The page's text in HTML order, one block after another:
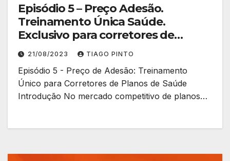
Episódio 5 – Preço Adesão.
Treinamento Única Saúde.
Exclusivo para corretores de
planos de saúde.
21/08/2023 TIAGO PINTO
Episódio 5 - Preço de Adesão: Treinamento
Único para Corretores de Planos de Saúde
Introdução No mercado competitivo de planos…